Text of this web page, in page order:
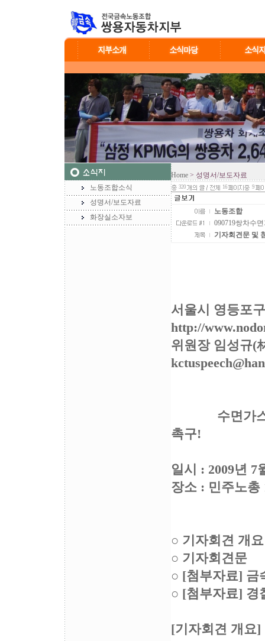
노동조합소식
성명서/보도자료
화장실소자보
Home > 성명서/보도자료
320 16 9
노동조합
090719쌍차수
기자회견문 및
서울시 영등포
http://
위원장 임성규(
수면가스 진
촉구!
일시 : 2009년 7
장소 : 민주노총
○ 기자회견
○ 기자회견
○ [첨부자료] 금
○ [첨부자료] 경
[기자회견 개요]